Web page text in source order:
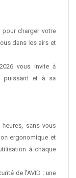
pour charger votre
dans les airs et
2026 vous invite à
puissant et à sa
sans vous
ergonomique et
à chaque
de l’AVID : une